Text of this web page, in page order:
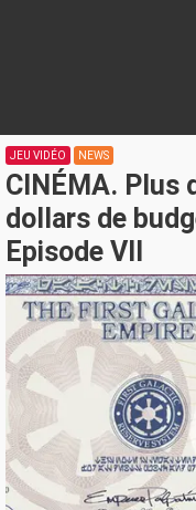
JEU VIDÉO NEWS
CINÉMA. Plus
dollars de
Episode VII